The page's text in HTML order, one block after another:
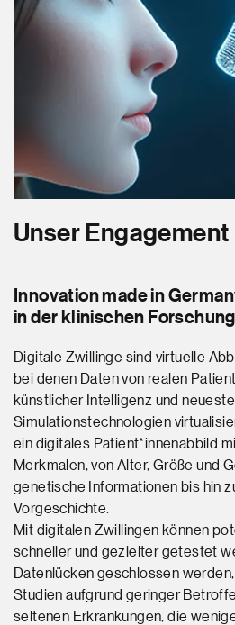
Unser Engagement
Innovation made in
in der klinischen Forschung
Digitale Zwillinge sind virtuelle
bei denen Daten von realen
künstlicher Intelligenz und
Simulationstechnologien
ein digitales Patient*innenabbild
Merkmalen, von Alter, Größe und
genetische Informationen bis hin
Vorgeschichte.
Mit digitalen Zwillingen können
schneller und gezielter getestet
Datenlücken geschlossen
Studien aufgrund geringer
seltenen Erkrankungen, die